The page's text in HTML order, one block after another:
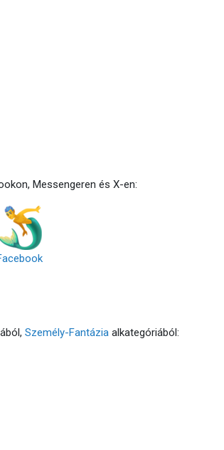
Messengeren és X-en:
Személy-Fantázia alkategóriából: